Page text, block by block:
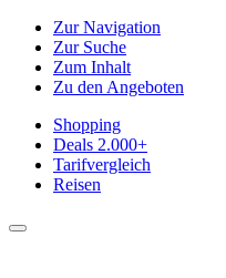
Zur Navigation
Zur Suche
Zum Inhalt
Zu den Angeboten
Shopping
Deals 2.000+
Tarifvergleich
Reisen